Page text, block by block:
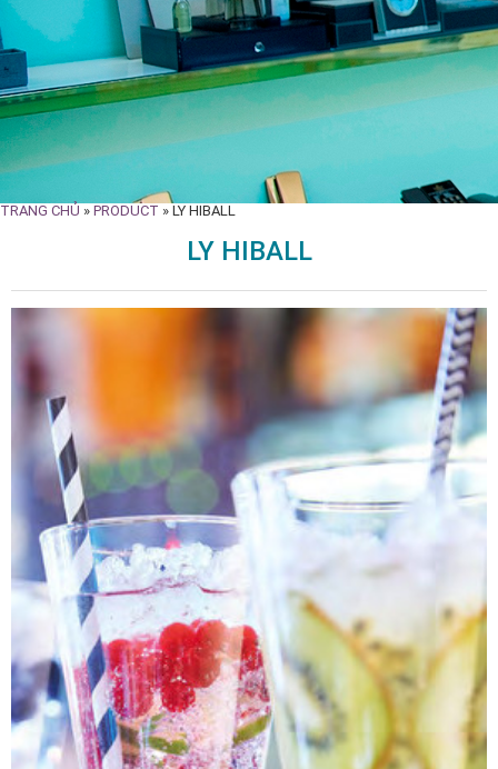
TRANG CHỦ » PRODUCT » LY HIBALL
LY HIBALL